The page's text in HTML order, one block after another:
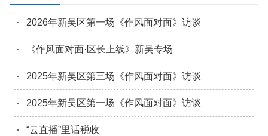
2026年新吴区第一场《作风面对面》访谈
《作风面对面·区长上线》新吴专场
2025年新吴区第三场《作风面对面》访谈
2025年新吴区第一场《作风面对面》访谈
“云直播”里话税收